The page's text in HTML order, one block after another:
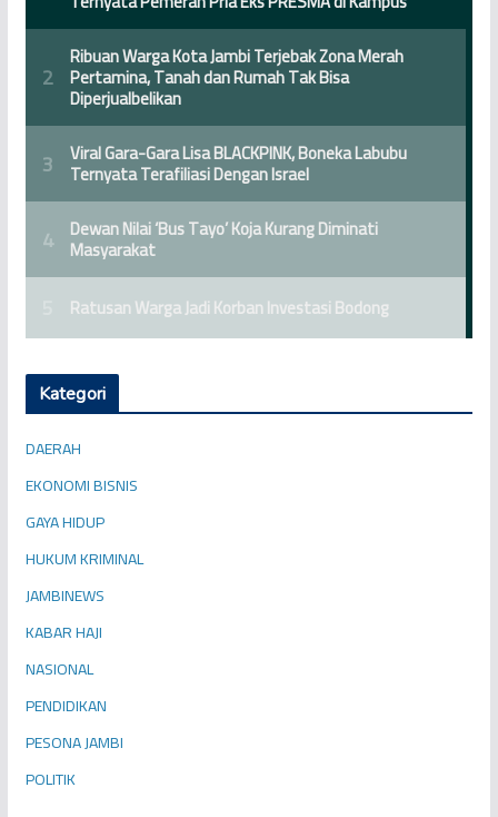
Kategori
DAERAH
EKONOMI BISNIS
GAYA HIDUP
HUKUM KRIMINAL
JAMBINEWS
KABAR HAJI
NASIONAL
PENDIDIKAN
PESONA JAMBI
POLITIK